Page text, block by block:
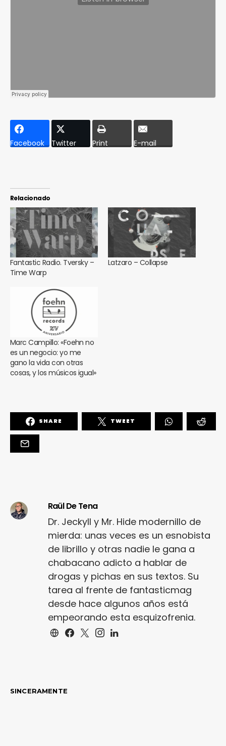
Facebook Twitter Print E-mail
Relacionado
Fantastic Radio. Tversky –
Time Warp
Latzaro – Collapse
Marc Campillo: «Foehn no
es un negocio: yo me
gano la vida con otras
cosas, y los músicos igual»
SHARE TWEET
Raül De Tena
Dr. Jeckyll y Mr. Hide modernillo de
mierda: unas veces es un esnobista
de librillo y otras nadie le gana a
chabacano adicto a hablar de
drogas y pichas en sus textos. Su
tarea al frente de fantasticmag
desde hace algunos años está
empeorando esta esquizofrenia.
SINCERAMENTE